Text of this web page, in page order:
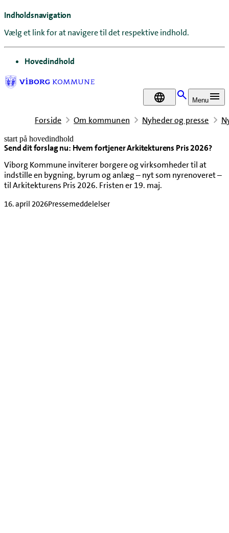
Indholdsnavigation
Vælg et link for at navigere til det respektive indhold.
gå til
Hovedindhold
DA Menu
Forside Om kommunen Nyheder og presse
start på hovedindhold
Send dit forslag nu: Hvem fortjener Arkitekturens Pris 2026?
Viborg Kommune inviterer borgere og virksomheder til at
indstille en bygning, byrum og anlæg – nyt som nyrenoveret –
til Arkitekturens Pris 2026. Fristen er 19. maj.
16. april 2026Pressemeddelelser
senest opdateret 16. april 2026